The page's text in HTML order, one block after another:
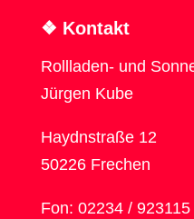
❖ Kontakt
Rollladen- und
Jürgen Kube
Haydnstraße 12
50226 Frechen
Fon: 02234 / 923115